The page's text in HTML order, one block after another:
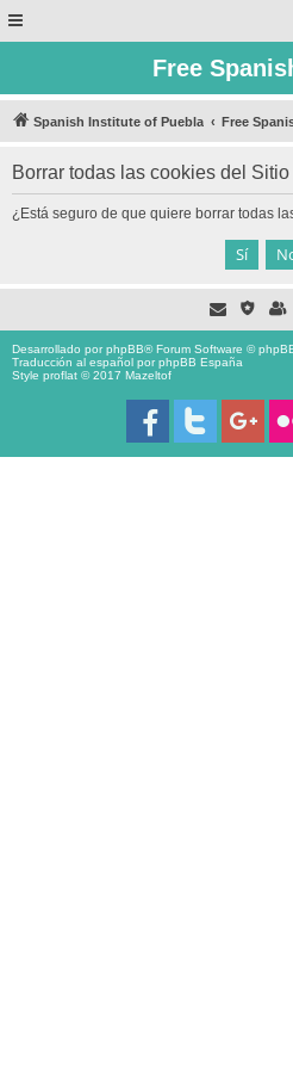
Free
Spanish Institute of Puebla Free
Borrar todas las cookies del Sitio
¿Está seguro de que quiere borrar todas
Desarrollado porphpBB® Forum Software ©
Traducción al español porphpBB España
Style proflat © 2017 Mazeltof